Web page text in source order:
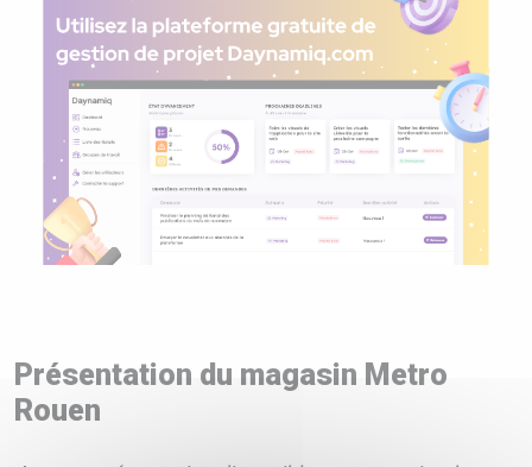
Présentation du magasin Metro
Rouen